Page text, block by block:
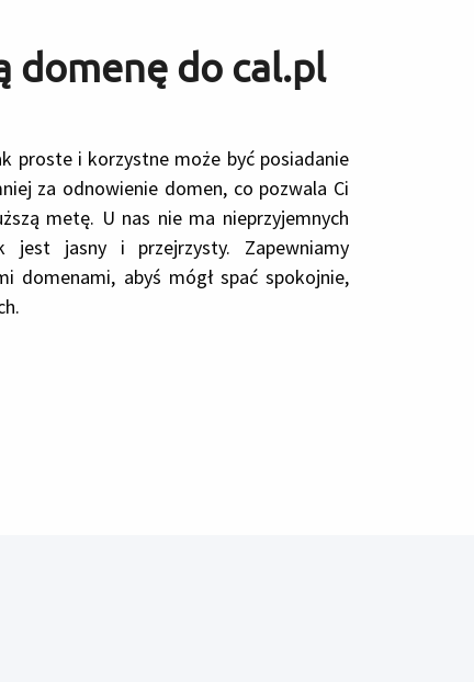
domenę do cal.pl
proste i korzystne może być posiadanie
za odnowienie domen, co pozwala Ci
metę. U nas nie ma nieprzyjemnych
jest jasny i przejrzysty. Zapewniamy
domenami, abyś mógł spać spokojnie,